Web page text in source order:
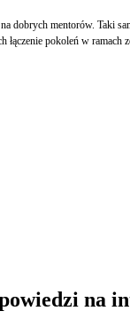
mentorów. Taki
pokoleń w ramach
na